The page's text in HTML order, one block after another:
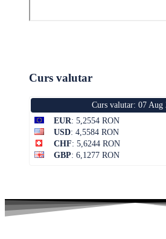
Curs valutar
Curs valutar: 07 Aug
EUR: 5,2554 RON
USD: 4,5584 RON
CHF: 5,6244 RON
GBP: 6,1277 RON